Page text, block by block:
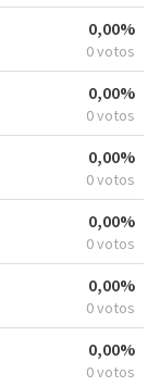
0,00%
0 votos
0,00%
0 votos
0,00%
0 votos
0,00%
0 votos
0,00%
0 votos
0,00%
0 votos